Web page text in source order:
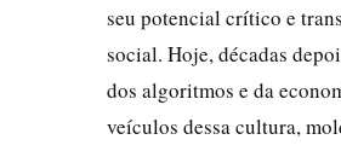
seu potencial crítico e
social. Hoje, décadas
dos algoritmos e da
veículos dessa cultura,